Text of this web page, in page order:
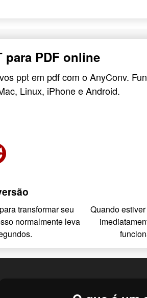
para PDF online
ppt em pdf com o AnyConv.
Linux, iPhone e Android.
transformar seu
normalmente leva
Quando